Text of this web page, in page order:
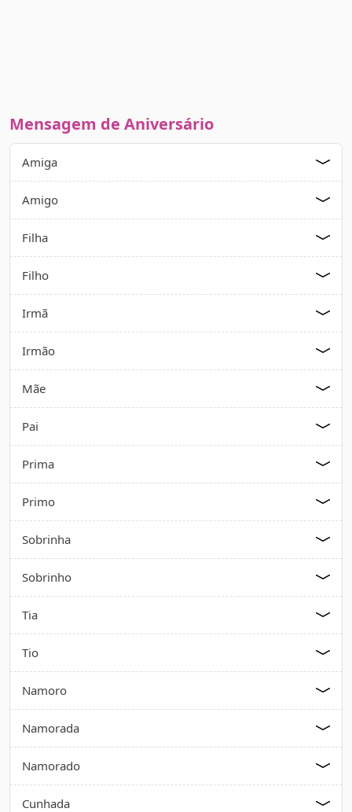
Mensagem de Aniversário
Amiga
Amigo
Filha
Filho
Irmã
Irmão
Mãe
Pai
Prima
Primo
Sobrinha
Sobrinho
Tia
Tio
Namoro
Namorada
Namorado
Cunhada